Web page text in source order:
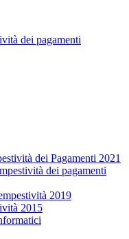
dei pagamenti
dei Pagamenti 2021
dei pagamenti
2019
2015